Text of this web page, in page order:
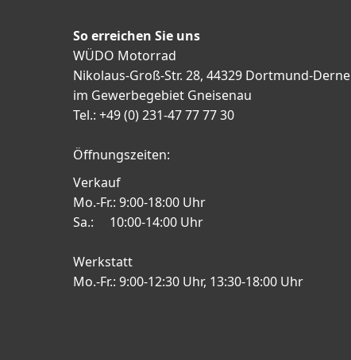
So erreichen Sie uns
WÜDO Motorrad
Nikolaus-Groß-Str. 28, 44329 Dortmund-Derne
im Gewerbegebiet Gneisenau
Tel.: +49 (0) 231-47 77 77 30
Öffnungszeiten:
Verkauf
Mo.-Fr.: 9:00-18:00 Uhr
Sa.: 10:00-14:00 Uhr
Werkstatt
Mo.-Fr.: 9:00-12:30 Uhr, 13:30-18:00 Uhr